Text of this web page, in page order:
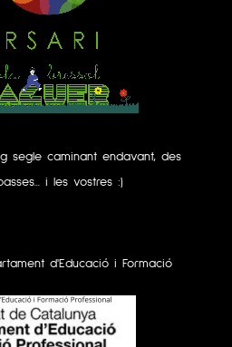
segle caminant endavant, des
i les vostres :)
d'Educació i Formació